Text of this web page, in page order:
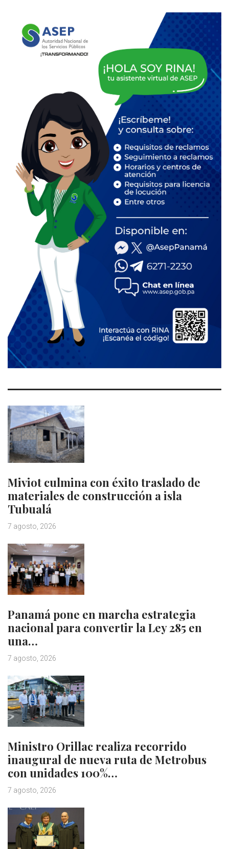
Miviot culmina con éxito traslado de
materiales de construcción a isla
Tubualá
7 agosto, 2026
Panamá pone en marcha estrategia
nacional para convertir la Ley 285 en
una…
7 agosto, 2026
Ministro Orillac realiza recorrido
inaugural de nueva ruta de Metrobus
con unidades 100%…
7 agosto, 2026